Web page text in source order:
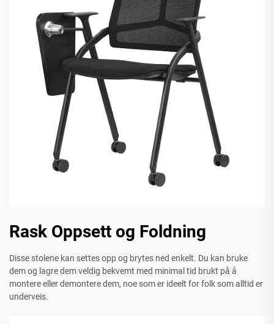
Rask Oppsett og Foldning
Disse stolene kan settes opp og brytes ned enkelt. Du kan bruke
dem og lagre dem veldig bekvemt med minimal tid brukt på å
montere eller demontere dem, noe som er ideelt for folk som alltid er
underveis.